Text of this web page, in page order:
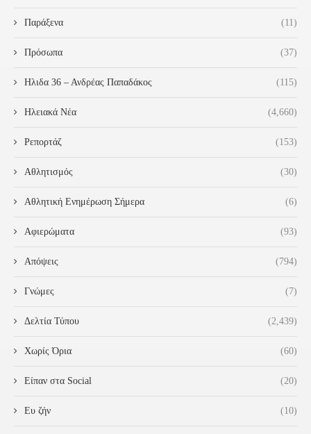
Παράξενα (11)
Πρόσωπα (37)
Ηλιδα 36 – Ανδρέας Παπαδάκος (115)
Ηλειακά Νέα (4,660)
Ρεπορτάζ (153)
Αθλητισμός (30)
Αθλητική Ενημέρωση Σήμερα (6)
Αφιερώματα (93)
Απόψεις (794)
Γνώμες (7)
Δελτία Τύπου (2,439)
Χωρίς Όρια (60)
Είπαν στα Social (20)
Ευ ζήν (10)